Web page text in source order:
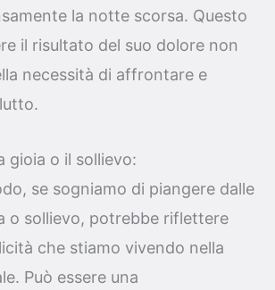
la notte scorsa. Questo
il risultato del suo dolore non
necessità di affrontare e
gioia o il sollievo:
se sogniamo di piangere dalle
o sollievo, potrebbe riflettere
che stiamo vivendo nella
Può essere una